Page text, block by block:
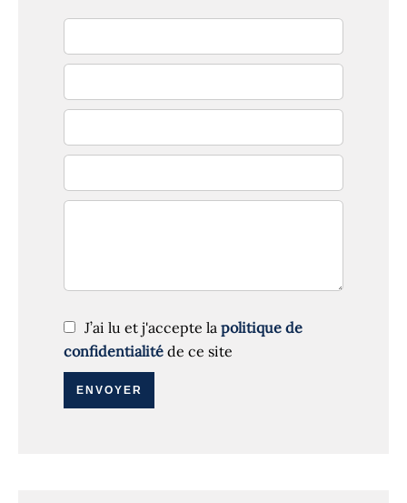
J’ai lu et j'accepte la politique de
confidentialité de ce site
ENVOYER